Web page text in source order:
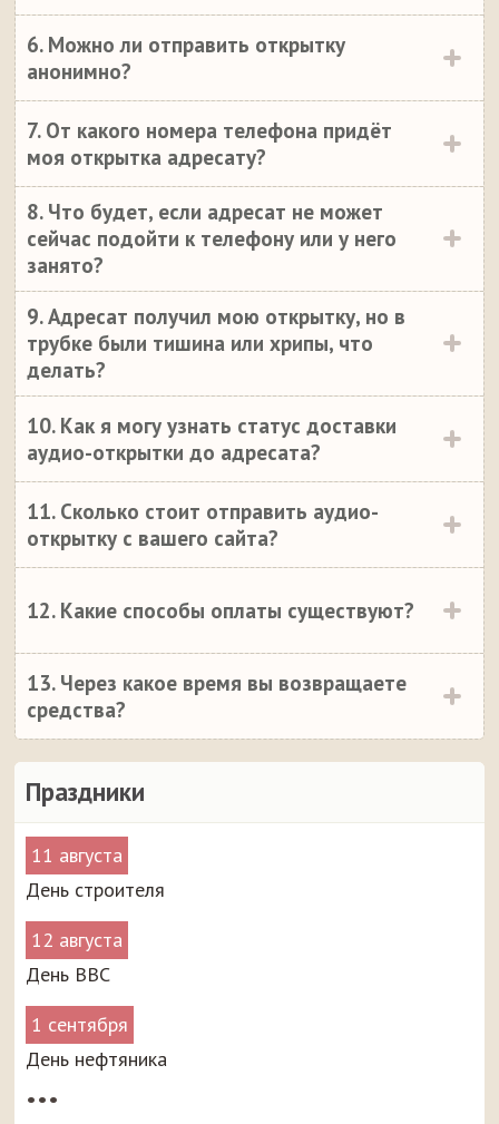
Праздники
11 августа
День строителя
12 августа
День ВВС
1 сентября
День нефтяника
•••
6. Можно ли отправить открытку
анонимно?
7. От какого номера телефона придёт
моя открытка адресату?
8. Что будет, если адресат не может
сейчас подойти к телефону или у него
занято?
9. Адресат получил мою открытку, но в
трубке были тишина или хрипы, что
делать?
10. Как я могу узнать статус доставки
аудио-открытки до адресата?
11. Сколько стоит отправить аудио-
открытку с вашего сайта?
12. Какие способы оплаты существуют?
13. Через какое время вы возвращаете
средства?